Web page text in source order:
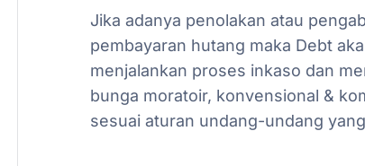
Jika adanya penolakan atau
pembayaran hutang maka Debt
menjalankan proses inkaso dan
bunga moratoir, konvensional &
sesuai aturan undang-undang yang